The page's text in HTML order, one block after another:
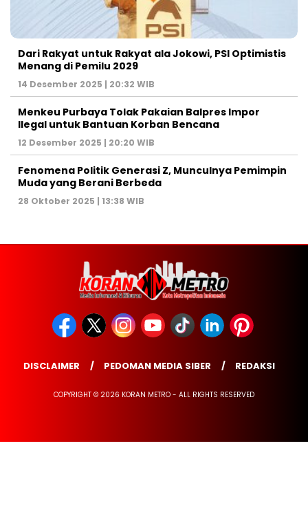
Dari Rakyat untuk Rakyat ala Jokowi, PSI Optimistis
Menang di Pemilu 2029
14 Desember 2025 | 20:32 WIB
Menkeu Purbaya Tolak Pakaian Balpres Impor
Ilegal untuk Bantuan Korban Bencana
12 Desember 2025 | 20:20 WIB
Fenomena Politik Generasi Z, Munculnya Pemimpin
Muda yang Berani Berbeda
28 Oktober 2025 | 13:38 WIB
DISCLAIMER PEDOMAN MEDIA SIBER REDAKSI
COPYRIGHT © 2026 KORAN METRO - ALL RIGHTS RESERVED